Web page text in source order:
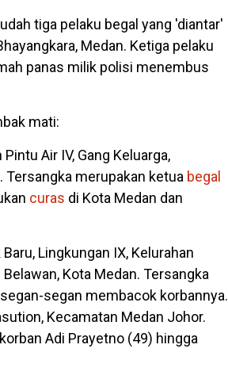
tiga pelaku begal yang 'diantar'
Medan. Ketiga pelaku
panas milik polisi menembus
mati:
Air IV, Gang Keluarga,
Tersangka merupakan ketua begal
curas di Kota Medan dan
Lingkungan IX, Kelurahan
Kota Medan. Tersangka
segan membacok korbannya.
Kecamatan Medan Johor.
Adi Prayetno (49) hingga